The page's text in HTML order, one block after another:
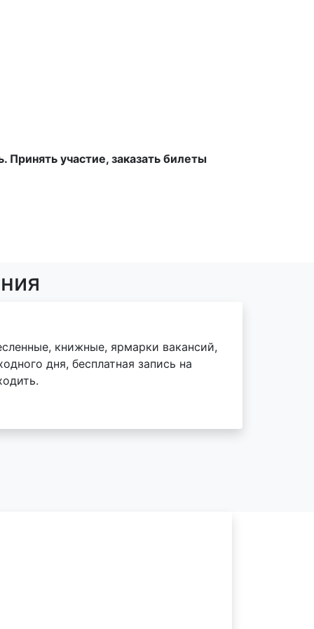
участие, заказать билеты
книжные, ярмарки вакансий,
дня, бесплатная запись на